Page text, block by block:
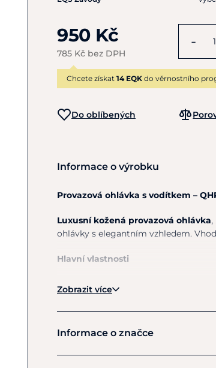
950 Kč
785 Kč bez DPH
-
Chcete získat 14 EQK do věrnostního
Do oblíbených
Informace o výrobku
Provazová ohlávka s vodítkem –
Luxusní kožená provazová ohlávka,
ohlávky s elegantním vzhledem.
Hlavní vlastnosti
Klasická provazová ohlávka v
Všestranné využití – pro práci
Vnitřní 5 mm silné
Zobrazit více
Informace o značce